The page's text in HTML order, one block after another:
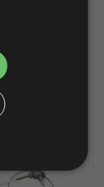
OSS FOR PRIS